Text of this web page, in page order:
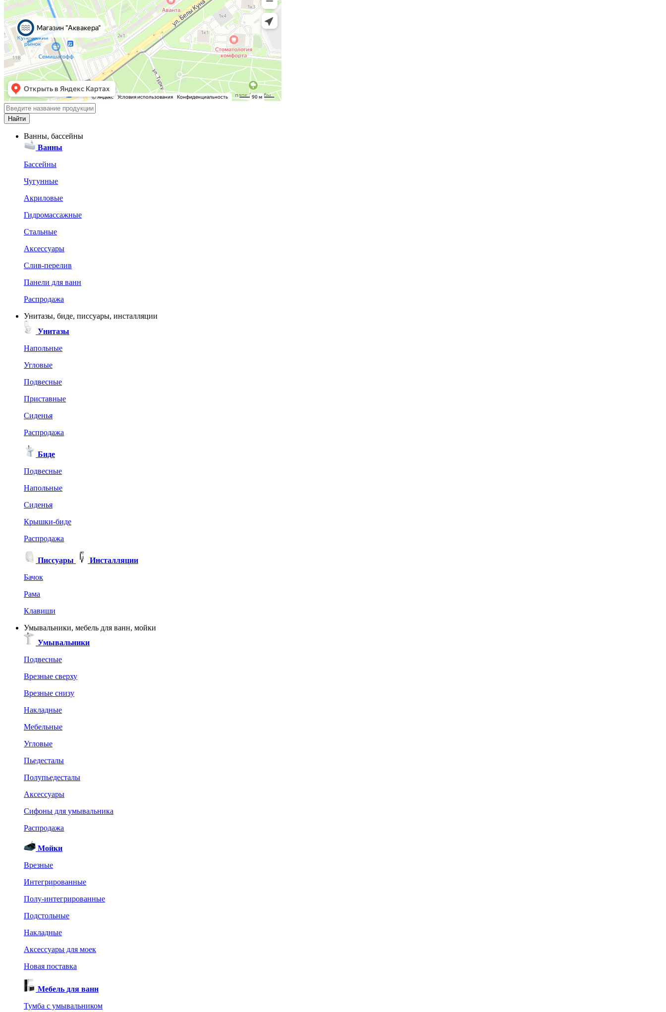
Ванны, бассейны
Ванны
Бассейны
Чугунные
Акриловые
Гидромассажные
Стальные
Аксессуары
Слив-перелив
Панели для ванн
Распродажа
Унитазы, биде, писсуары, инсталляции
Унитазы
Напольные
Угловые
Подвесные
Приставные
Сиденья
Распродажа
Биде
Подвесные
Напольные
Сиденья
Крышки-биде
Распродажа
Писсуары
Инсталляции
Бачок
Рама
Клавиши
Умывальники, мебель для ванн, мойки
Умывальники
Подвесные
Врезные сверху
Врезные снизу
Накладные
Мебельные
Угловые
Пьедесталы
Полупьедесталы
Аксессуары
Сифоны для умывальника
Распродажа
Мойки
Врезные
Интегрированные
Полу-интегрированные
Подстольные
Накладные
Аксессуары для моек
Новая поставка
Мебель для ванн
Тумба с умывальником